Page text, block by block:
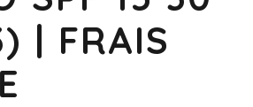
| FRAIS